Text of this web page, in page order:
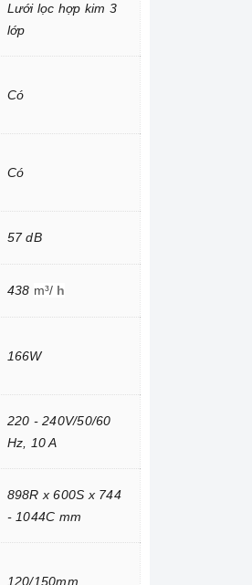
Lưới lọc hợp kim 3
lớp
Có
Có
57 dB
438 m³/ h
166W
220 - 240V/50/60
Hz, 10 A
898R x 600S x 744
- 1044C mm
120/150mm